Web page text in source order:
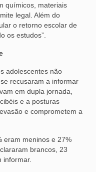
químicos, materiais
legal. Além do
o retorno escolar de
os estudos”.
adolescentes não
recusaram a informar
em dupla jornada,
e a posturas
e comprometem a
eram meninos e 27%
brancos, 23
informar.